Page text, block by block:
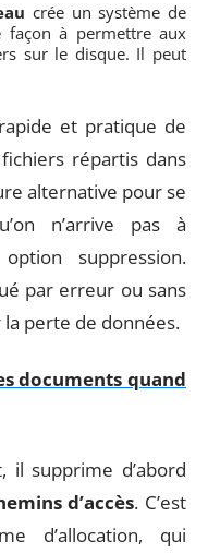
crée un système de
à permettre aux
sur le disque. Il peut
et pratique de
répartis dans
alternative pour se
n’arrive pas à
suppression.
par erreur ou sans
perte de données.
documents quand
il supprime d’abord
d’accès. C’est
d’allocation, qui